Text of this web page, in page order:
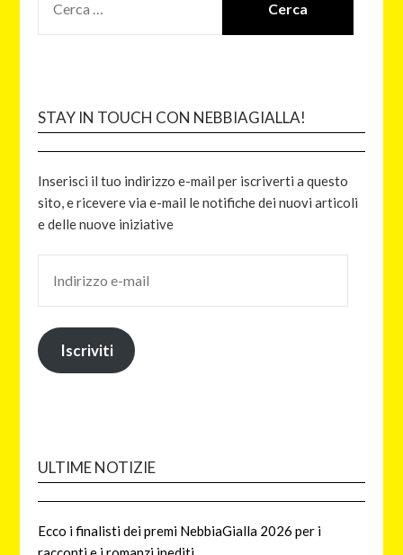
STAY IN TOUCH CON NEBBIAGIALLA!
Inserisci il tuo indirizzo e-mail per iscriverti a questo
sito, e ricevere via e-mail le notifiche dei nuovi articoli
e delle nuove iniziative
Iscriviti
ULTIME NOTIZIE
Ecco i finalisti dei premi NebbiaGialla 2026 per i